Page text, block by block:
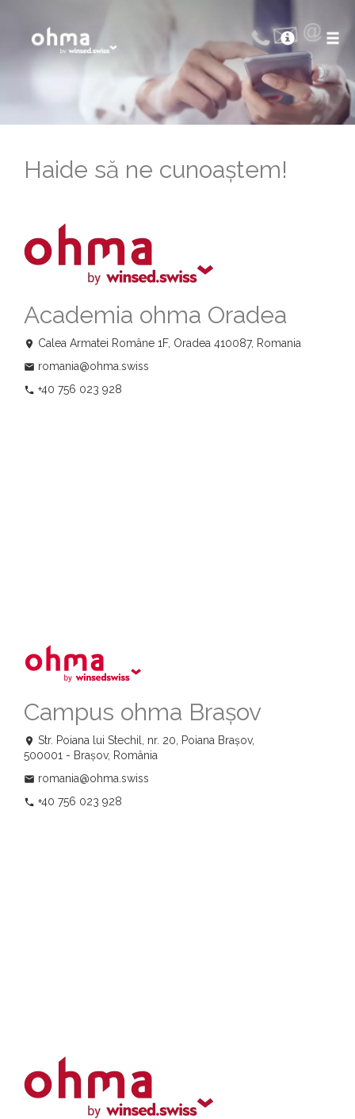
Haide să ne cunoaștem!
Academia ohma Oradea
location_on Calea Armatei Române 1F, Oradea 410087, Romania
email romania@ohma.swiss
phone +40 756 023 928
Campus ohma Brașov
location_on Str. Poiana lui Stechil, nr. 20, Poiana Brașov,
500001 - Brașov, România
email romania@ohma.swiss
phone +40 756 023 928